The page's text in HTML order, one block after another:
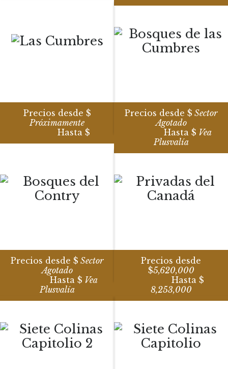
Precios desde $
Próximamente
Hasta $
Precios desde $ Sector
Agotado
Hasta $ Vea
Plusvalía
Precios desde $ Sector
Agotado
Hasta $ Vea
Plusvalía
Precios desde
$5,620,000
Hasta $
8,253,000